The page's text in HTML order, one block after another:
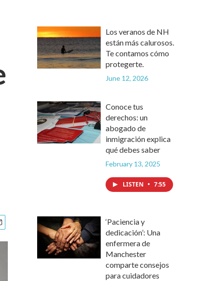
c
h
Los veranos de NH
están más calurosos.
Te contamos cómo
protegerte.
June 12, 2026
Conoce tus
derechos: un
abogado de
inmigración explica
qué debes saber
February 13, 2025
LISTEN • 7:55
‘Paciencia y
dedicación’: Una
enfermera de
Manchester
comparte consejos
para cuidadores